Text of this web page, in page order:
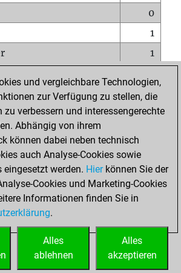
0
1
1
Brett
0
0
siebten
0
und vergleichbare Technologien,
zur Verfügung zu stellen, die
zu verbessern und interessengerechte
Abhängig von ihrem
können dabei neben technisch
auch Analyse-Cookies sowie
eingesetzt werden. Hierkönnen Sie der
Cookies und Marketing-Cookies
Informationen finden Sie in
.
Alles
akzeptieren
Alles
ablehnen